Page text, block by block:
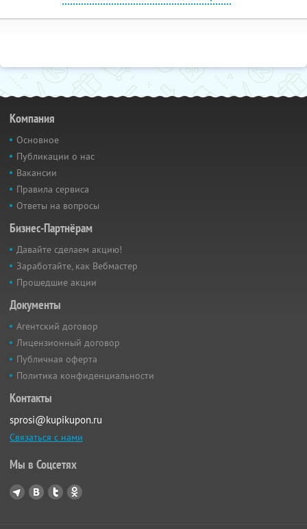
Компания
Основное
Публикации о нас
Вакансии
Правила сервиса
Ответы на вопросы
Бизнес-Партнёрам
Давайте сделаем акцию!
Заработайте, как Вебмастер
Прошедшие акции
Документы
Агентский договор
Лицензионный договор
Публичная оферта
Политика конфиденциальности
Контакты
sprosi@kupikupon.ru
Связаться с нами
Мы в Соцсетях